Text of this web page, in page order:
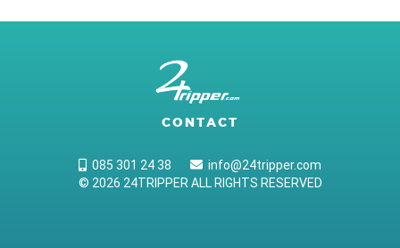
CONTACT
085 301 24 38
info@24tripper.com
© 2026 24TRIPPER ALL RIGHTS RESERVED